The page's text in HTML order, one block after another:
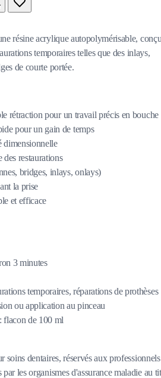
résine acrylique autopolymérisable,
temporaires telles que des inlays,
de courte portée.
rétraction pour un travail précis en bouche
pour un gain de temps
dimensionnelle
restaurations
bridges, inlays, onlays)
la prise
et efficace
3 minutes
temporaires, réparations de prothèses
ou application au pinceau
flacon de 100 ml
soins dentaires, réservés aux professionnels
les organismes d'assurance maladie au